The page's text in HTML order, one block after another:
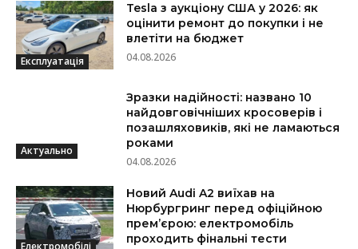
Експлуатація
Tesla з аукціону США у 2026: як
оцінити ремонт до покупки і не
влетіти на бюджет
04.08.2026
Актуально
Зразки надійності: названо 10
найдовговічніших кросоверів і
позашляховиків, які не ламаються
роками
04.08.2026
Електромобілі
Новий Audi A2 виїхав на
Нюрбургринг перед офіційною
прем’єрою: електромобіль
проходить фінальні тести